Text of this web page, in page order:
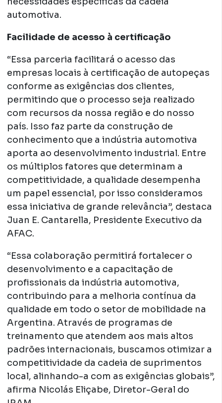
automotiva.
Facilidade de acesso à certificação
“Essa parceria facilitará o acesso das
empresas locais à certificação de autopeças
conforme as exigências dos clientes,
permitindo que o processo seja realizado
com recursos da nossa região e do nosso
país. Isso faz parte da construção de
conhecimento que a indústria automotiva
aporta ao desenvolvimento industrial. Entre
os múltiplos fatores que determinam a
competitividade, a qualidade desempenha
um papel essencial, por isso consideramos
essa iniciativa de grande relevância”, destaca
Juan E. Cantarella, Presidente Executivo da
AFAC.
“Essa colaboração permitirá fortalecer o
desenvolvimento e a capacitação de
profissionais da indústria automotiva,
contribuindo para a melhoria contínua da
qualidade em todo o setor de mobilidade na
Argentina. Através de programas de
treinamento que atendem aos mais altos
padrões internacionais, buscamos otimizar a
competitividade da cadeia de suprimentos
local, alinhando-a com as exigências globais”,
afirma Nicolás Eliçabe, Diretor-Geral do